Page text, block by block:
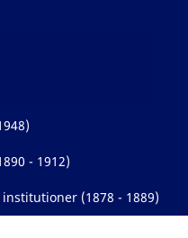
- 1912)
(1878 - 1889)